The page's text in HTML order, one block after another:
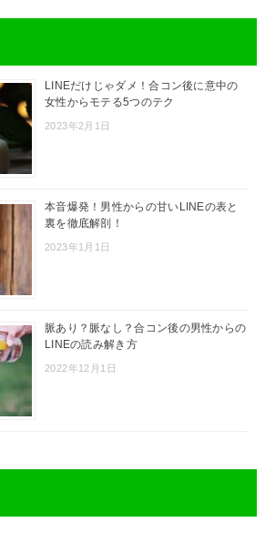
LINEだけじゃダメ！合コン後に意中の
女性からモテる5つのテク
2023年2月1日
本音爆発！男性からの甘いLINEの表と
裏を徹底解剖！
2023年1月1日
脈あり？脈なし？合コン後の男性からの
LINEの読み解き方
2022年12月1日